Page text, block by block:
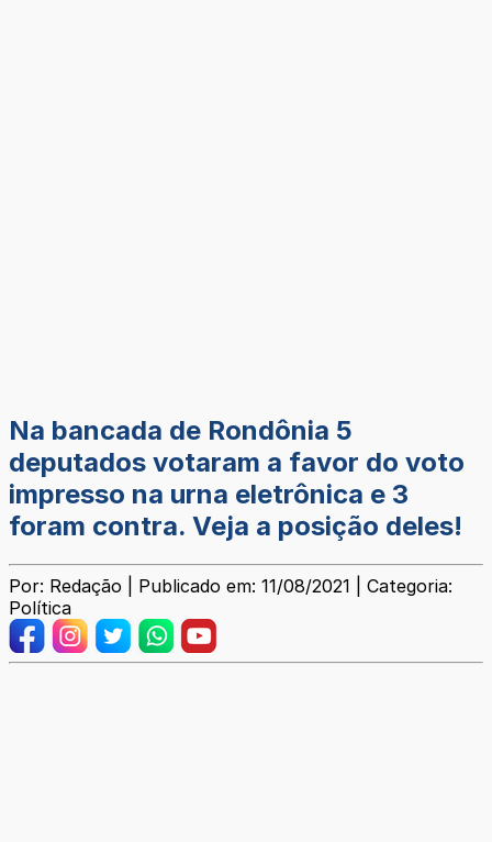
Na bancada de Rondônia 5
deputados votaram a favor do voto
impresso na urna eletrônica e 3
foram contra. Veja a posição deles!
Por: Redação | Publicado em: 11/08/2021 | Categoria:
Política